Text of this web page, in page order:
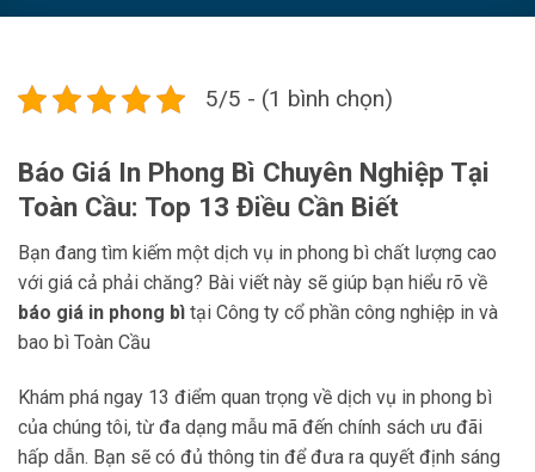
5/5 - (1 bình chọn)
Báo Giá In Phong Bì Chuyên Nghiệp Tại
Toàn Cầu: Top 13 Điều Cần Biết
Bạn đang tìm kiếm một dịch vụ in phong bì chất lượng cao
với giá cả phải chăng? Bài viết này sẽ giúp bạn hiểu rõ về
báo giá in phong bì tại Công ty cổ phần công nghiệp in và
bao bì Toàn Cầu
Khám phá ngay 13 điểm quan trọng về dịch vụ in phong bì
của chúng tôi, từ đa dạng mẫu mã đến chính sách ưu đãi
hấp dẫn. Bạn sẽ có đủ thông tin để đưa ra quyết định sáng